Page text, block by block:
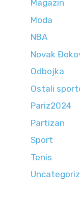
Magazin
Moda
NBA
Novak
Odbojka
Ostali
Pariz2024
Partizan
Sport
Tenis